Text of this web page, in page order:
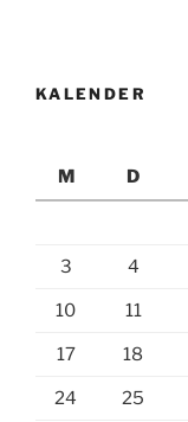
KALENDER
M
D
3 4
10 11
17 18
24 25